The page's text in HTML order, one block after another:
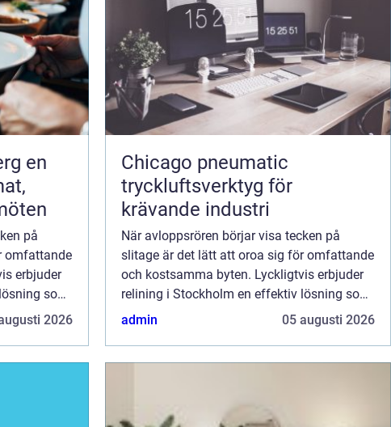
på
omfattande
erbjuder
som
2026
Chicago pneumatic
tryckluftsverktyg för
krävande industri
När avloppsrören börjar visa tecken på
slitage är det lätt att oroa sig för omfattande
och kostsamma byten. Lyckligtvis erbjuder
relining i Stockholm en effektiv lösning som
sparar både tid och pengar. D...
admin 05 augusti 2026